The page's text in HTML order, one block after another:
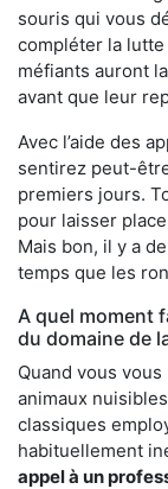
souris qui vous
compléter la
méfiants auront
avant que leur
Avec l’aide des
sentirez peut-
premiers jours.
pour laisser
Mais bon, il y a
temps que les
A quel moment
du domaine de
Quand vous
animaux
classiques
habituellement
appel à un